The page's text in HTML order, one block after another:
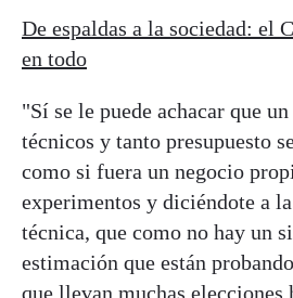
De espaldas a la sociedad: el
en todo
"Sí se le puede achacar que
técnicos y tanto presupuesto
como si fuera un negocio
experimentos y diciéndote a
técnica, que como no hay un
estimación que están
que llevan muchas elecciones